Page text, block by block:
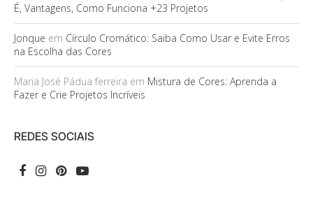
É, Vantagens, Como Funciona +23 Projetos
Jonque em Círculo Cromático: Saiba Como Usar e Evite Erros
na Escolha das Cores
Maria José Pádua ferreira em Mistura de Cores: Aprenda a
Fazer e Crie Projetos Incríveis
REDES SOCIAIS